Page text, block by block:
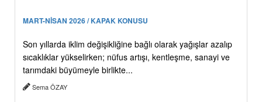
MART-NİSAN 2026 / KAPAK KONUSU
Son yıllarda iklim değişikliğine bağlı olarak yağışlar azalıp
sıcaklıklar yükselirken; nüfus artışı, kentleşme, sanayi ve
tarımdaki büyümeyle birlikte...
Sema ÖZAY